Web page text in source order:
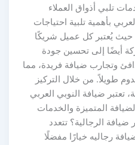
تلبي أذواق العملاء
بأهمية تلبية احتياجات
يُعتبر كل عميل شريكًا
أيضًا إلى تحسين جودة
وتجارب ضيافة فريدة، مما
طويلاً. من خلال التركيز
تعتبر ضيافة النوبي العربي
المتميزة والخدمات
الرجالية؟ تتعدد
رجاليه خيارًا مفضلًا